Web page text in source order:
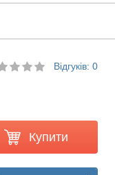
Відгуків: 0
Купити